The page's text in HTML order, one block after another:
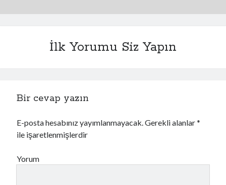
İlk Yorumu Siz Yapın
Bir cevap yazın
E-posta hesabınız yayımlanmayacak.Gerekli alanlar*
ile işaretlenmişlerdir
Yorum